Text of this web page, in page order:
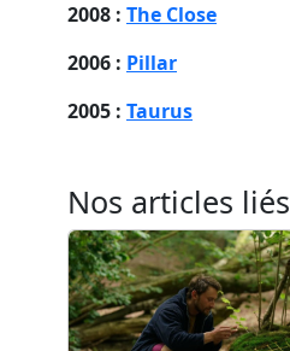
2008 : The Close
2006 : Pillar
2005 : Taurus
Nos articles liés